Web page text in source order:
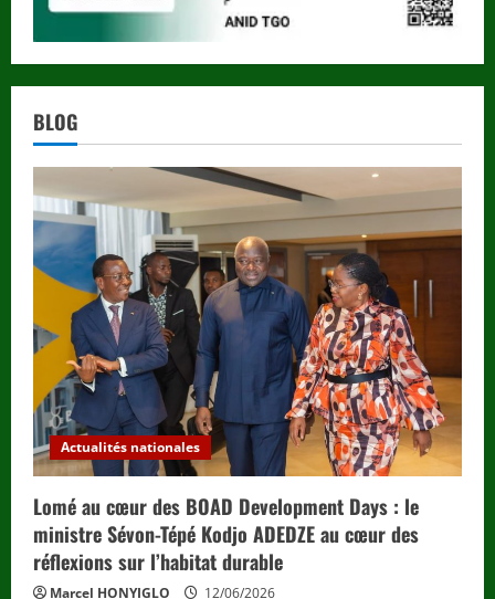
BLOG
Actualités nationales
Lomé au cœur des BOAD Development Days : le
ministre Sévon-Tépé Kodjo ADEDZE au cœur des
réflexions sur l’habitat durable
Marcel HONYIGLO 12/06/2026